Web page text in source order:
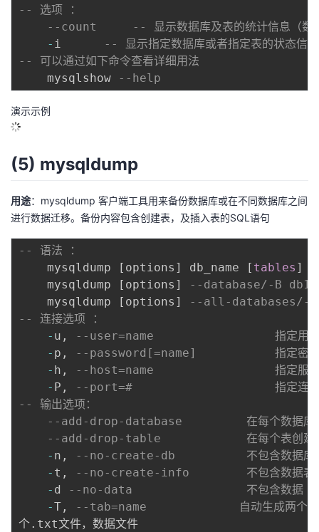
-- 选项 ：
--count     -- 显示数据库及表的统计信息（数据
- i
-- 显示指定数据库或者指定表的状态信息
-- 可以通过如下命令查看详细用法
	mysqlshow
--help
演示示例
(5) mysqldump
用途：mysqldump 客户端工具用来备份数据库或在不同数据库之间
进行数据迁移。备份内容包含创建表，及插入表的SQL语句
-- 语法 ：
    mysqldump
[ options ] db_name [ tables ]
    mysqldump
[ options ]
--database/-B
    mysqldump
[ options ]
--all-databases/-A
-- 连接选项 ：
- u ,
--user=name                 指定用户
- p ,
--password[=name]           指定密
- h ,
--host=name                 指定服务
- P ,
--port=#                    指定连接
-- 输出选项：
--add-drop-database         在每个数据库
--add-drop-table            在每个表创建
- n ,
--no-create-db          不包含数据库的
- t ,
--no-create-info        不包含数据表的
- d
--no-data                不包含数据
-T ,
--tab=name             自动生成两个文件
个.